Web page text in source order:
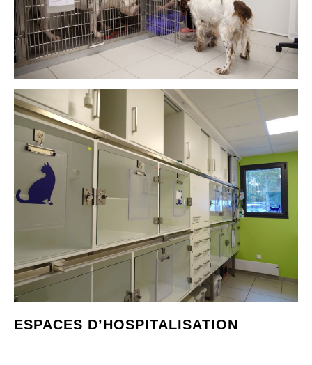
ESPACES D’HOSPITALISATION